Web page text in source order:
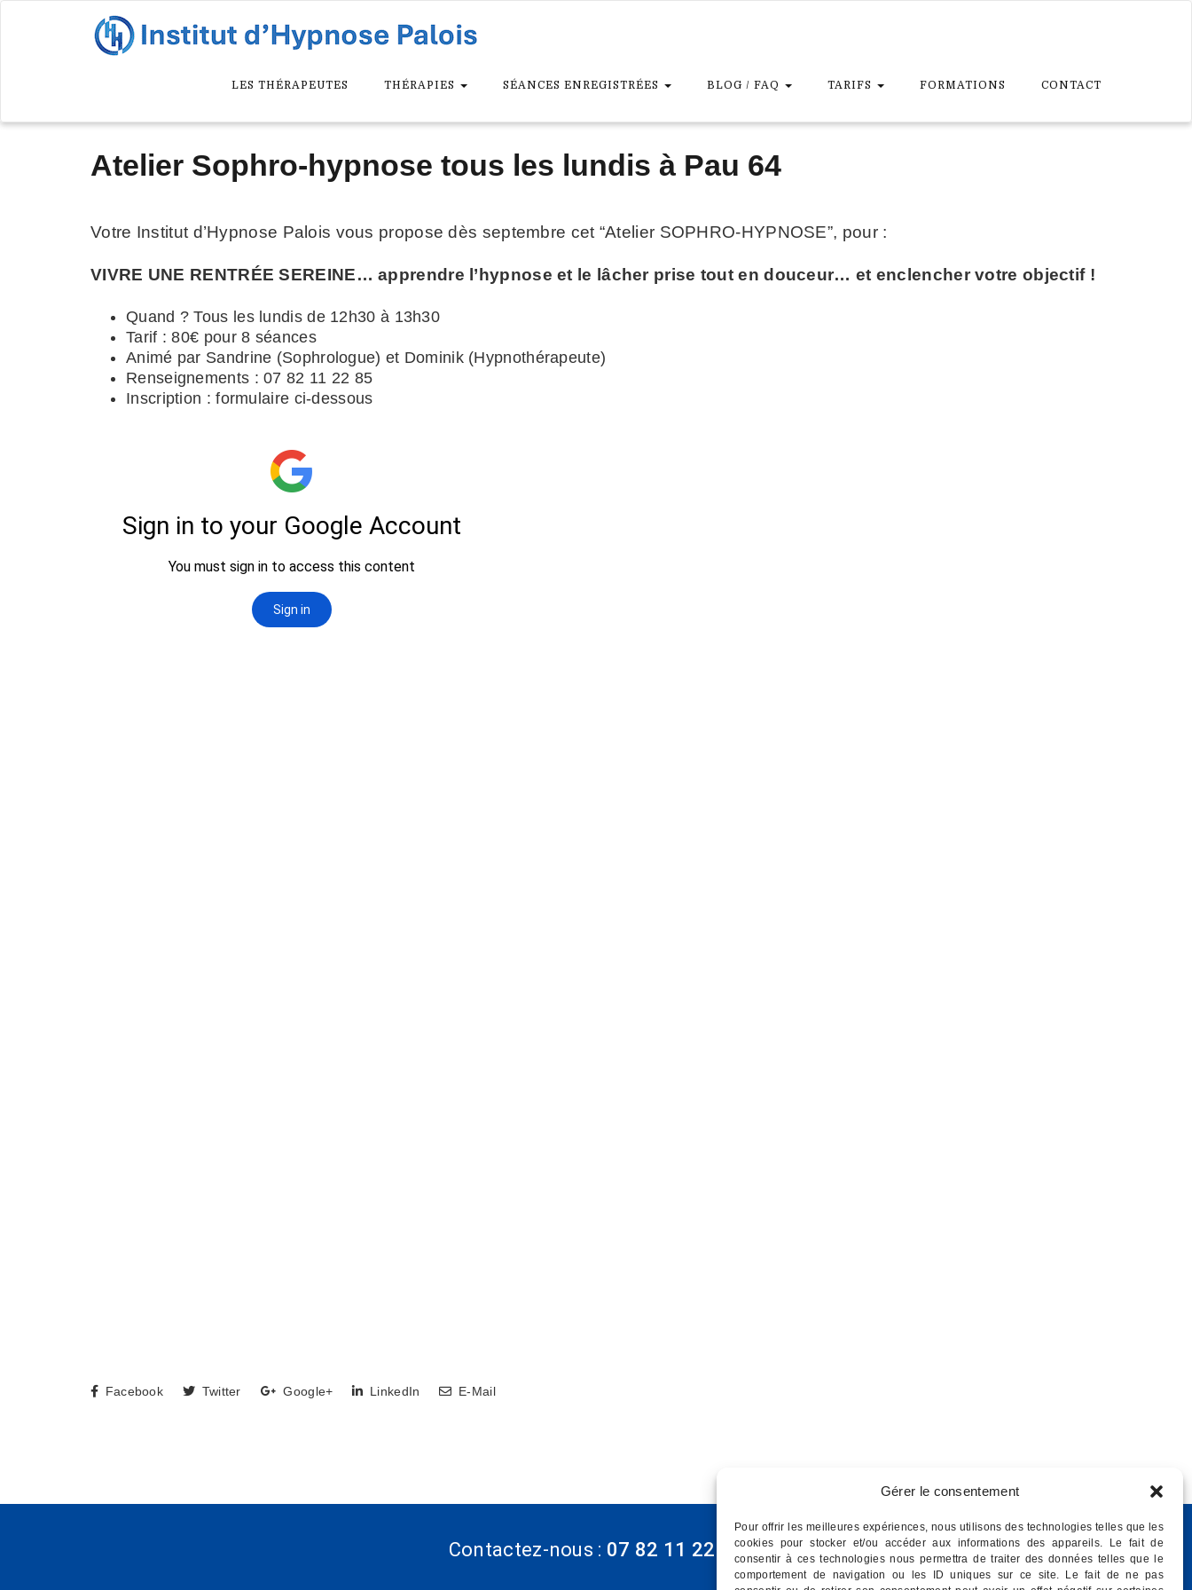
Gérer le consentement
Pour offrir les meilleures expériences, nous utilisons des technologies telles que les
cookies pour stocker et/ou accéder aux informations des appareils. Le fait de
consentir à ces technologies nous permettra de traiter des données telles que le
comportement de navigation ou les ID uniques sur ce site. Le fait de ne pas
LES THÉRAPEUTES THÉRAPIES SÉANCES ENREGISTRÉES BLOG / FAQ TARIFS FORMATIONS CONTACT
Atelier Sophro-hypnose tous les lundis à Pau 64
Votre Institut d’Hypnose Palois vous propose dès septembre cet “Atelier SOPHRO-HYPNOSE”, pour :
VIVRE UNE RENTRÉE SEREINE… apprendre l’hypnose et le lâcher prise tout en douceur… et enclencher votre objectif !
Quand ? Tous les lundis de 12h30 à 13h30
Tarif : 80€ pour 8 séances
Animé par Sandrine (Sophrologue) et Dominik (Hypnothérapeute)
Renseignements : 07 82 11 22 85
Inscription : formulaire ci-dessous
Facebook Twitter Google+ LinkedIn E-Mail
Contactez-nous : 07 82 11 22 85